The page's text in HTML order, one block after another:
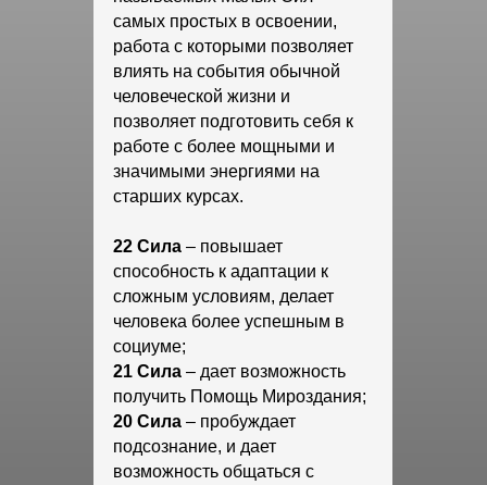
самых простых в освоении,
работа с которыми позволяет
влиять на события обычной
человеческой жизни и
позволяет подготовить себя к
работе с более мощными и
значимыми энергиями на
старших курсах.
22 Сила – повышает
способность к адаптации к
сложным условиям, делает
человека более успешным в
социуме;
21 Сила – дает возможность
получить Помощь Мироздания;
20 Сила – пробуждает
подсознание, и дает
возможность общаться с